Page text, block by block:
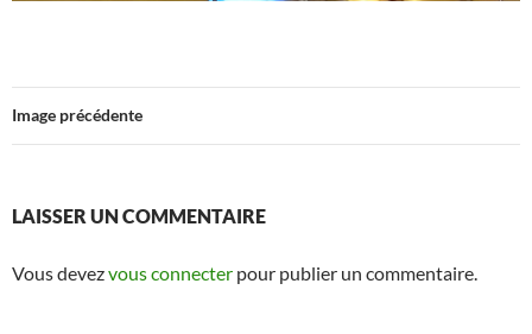
Image précédente
LAISSER UN COMMENTAIRE
Vous devezvous connecter pour publier un commentaire.